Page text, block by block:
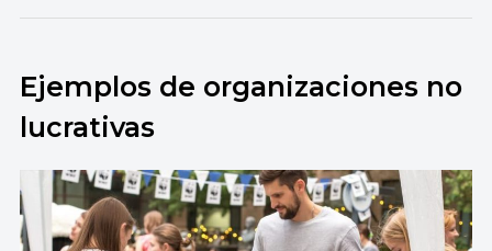
Ejemplos de organizaciones no
lucrativas